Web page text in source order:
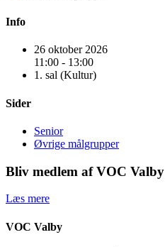
Info
26 oktober 2026
11:00 - 13:00
1. sal (Kultur)
Sider
Senior
Øvrige målgrupper
Bliv medlem af VOC Valby
Læs mere
VOC Valby